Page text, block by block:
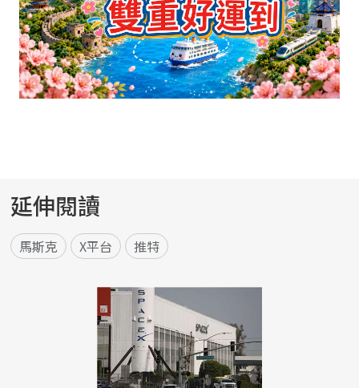
延伸閱讀
馬斯克 X平台 推特